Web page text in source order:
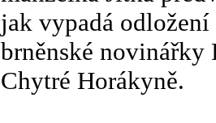
jak vypadá
brněnské novinářky
Chytré Horákyně.